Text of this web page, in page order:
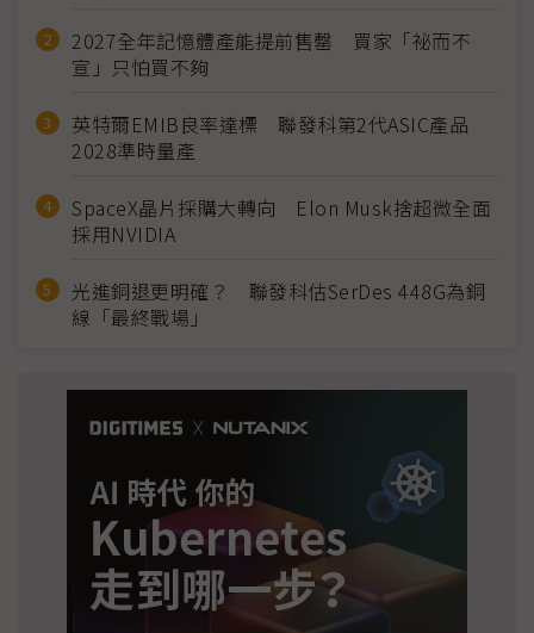
2027全年記憶體產能提前售罄 買家「祕而不
宣」只怕買不夠
英特爾EMIB良率達標 聯發科第2代ASIC產品
2028準時量產
SpaceX晶片採購大轉向 Elon Musk捨超微全面
採用NVIDIA
光進銅退更明確？ 聯發科估SerDes 448G為銅
線「最終戰場」